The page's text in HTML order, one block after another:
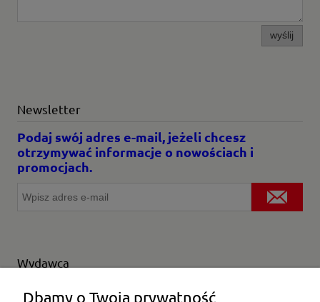
wyślij
Newsletter
Podaj swój adres e-mail, jeżeli chcesz
otrzymywać informacje o nowościach i
promocjach.
Wydawca
Wybierz producenta
Dbamy o Twoją prywatność